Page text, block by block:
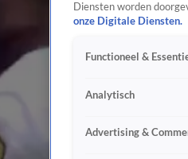
Diensten worden
onze Digitale Diensten.
Functioneel &
Analytisch
Advertising &